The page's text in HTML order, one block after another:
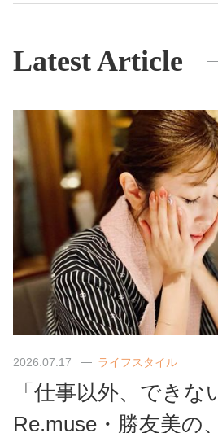
Latest Article
2026.07.17 ライフスタイル
「仕事以外、できな
Re.muse・勝友美の